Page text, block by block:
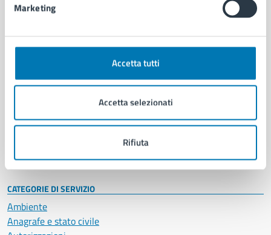
Marketing
Accetta tutti
Accetta selezionati
Rifiuta
AMMINISTRAZIONE
Organi di governo
Enti e fondazioni
Personale amministrativo
Intranet, posta aziendale e protocollo
CATEGORIE DI SERVIZIO
Ambiente
Anagrafe e stato civile